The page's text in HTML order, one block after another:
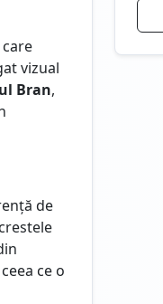
vizual
Bran,
de
ceea ce o